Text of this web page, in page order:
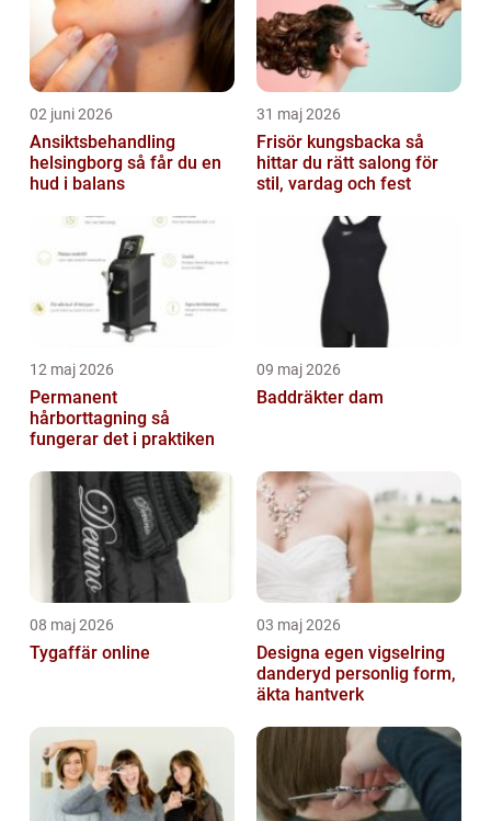
02 juni 2026
Ansiktsbehandling
helsingborg så får du en
hud i balans
31 maj 2026
Frisör kungsbacka så
hittar du rätt salong för
stil, vardag och fest
12 maj 2026
Permanent
hårborttagning så
fungerar det i praktiken
09 maj 2026
Baddräkter dam
08 maj 2026
Tygaffär online
03 maj 2026
Designa egen vigselring
danderyd personlig form,
äkta hantverk